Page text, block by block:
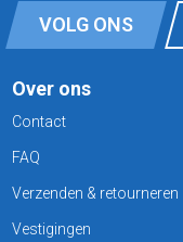
VOLG ONS
Over ons
Contact
FAQ
Verzenden & retourneren
Vestigingen